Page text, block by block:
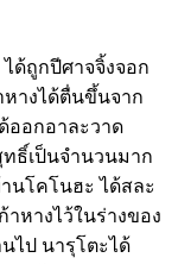
ด้ถูกปีศาจจิ้งจอก
หางได้ตื่นขึ้นจาก
ออกอาละวาด
ธิ์เป็นจำนวนมาก
นโคโนฮะ ได้สละ
าหางไว้ในร่างของ
ไป นารุโตะได้